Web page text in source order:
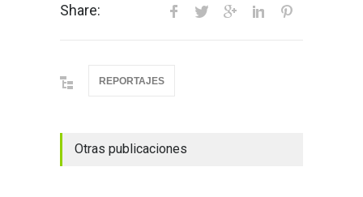
Share:
REPORTAJES
Otras publicaciones